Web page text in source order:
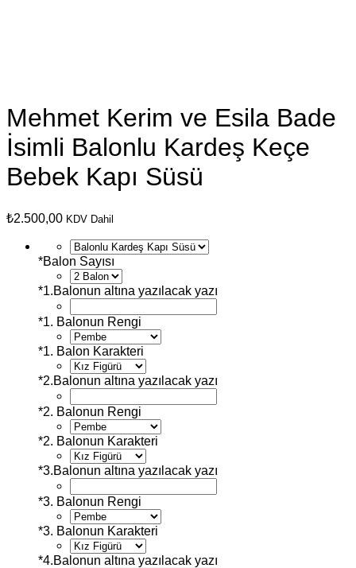
Mehmet Kerim ve Esila Bade
İsimli Balonlu Kardeş Keçe
Bebek Kapı Süsü
₺2.500,00 KDV Dahil
*Balon Sayısı
*1.Balonun altına yazılacak yazı
*1. Balonun Rengi
*1. Balon Karakteri
*2.Balonun altına yazılacak yazı
*2. Balonun Rengi
*2. Balonun Karakteri
*3.Balonun altına yazılacak yazı
*3. Balonun Rengi
*3. Balonun Karakteri
*4.Balonun altına yazılacak yazı